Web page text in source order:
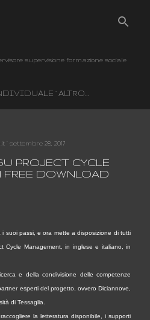
supervisione formazione sociale
ALTRO…
settembre 28, 2017
PROJECT CYCLE
DOWNLOAD
suoi passi, e ora mette a disposizione di tutti
Cycle Management, in inglese e italiano, in
e della condivisione delle competenze
esperti del progetto, ovvero Diciannove,
di Tessaglia.
la letteratura disponibile, i supporti